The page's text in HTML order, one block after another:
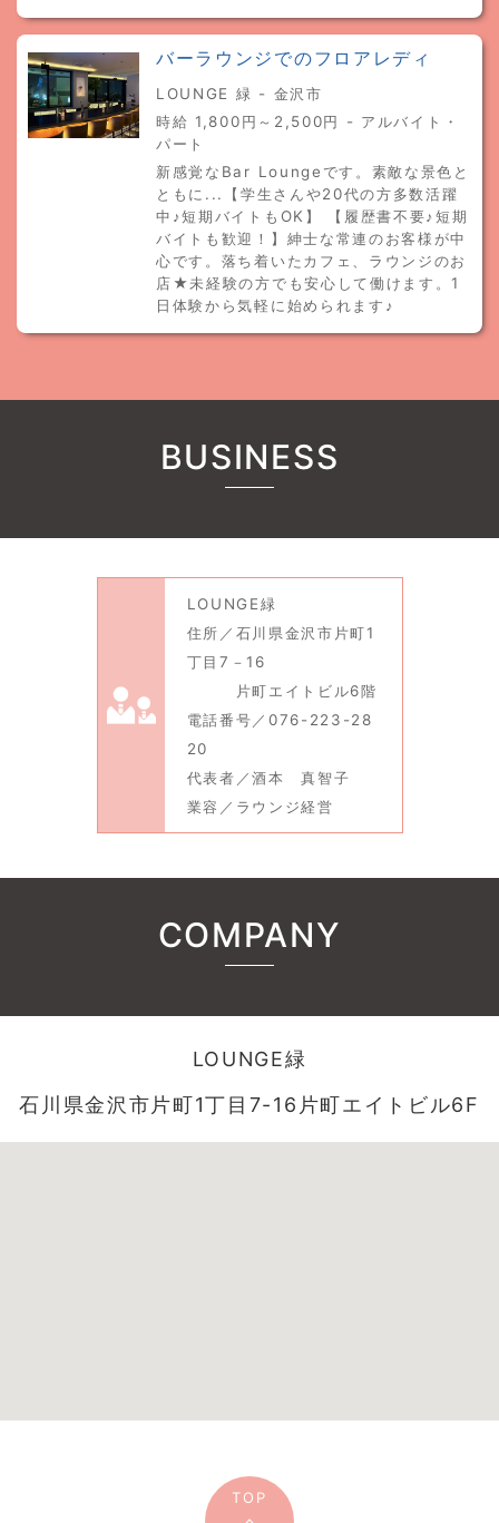
バーラウンジでのフロアレディ
LOUNGE 緑 - 金沢市
時給 1,800円～2,500円 - アルバイト・
パート
新感覚なBar Loungeです。素敵な景色と
ともに...【学生さんや20代の方多数活躍
中♪短期バイトもOK】 【履歴書不要♪短期
バイトも歓迎！】紳士な常連のお客様が中
心です。落ち着いたカフェ、ラウンジのお
店★未経験の方でも安心して働けます。1
日体験から気軽に始められます♪
BUSINESS
LOUNGE緑
住所／石川県金沢市片町1
丁目7－16
片町エイトビル6階
電話番号／076-223-28
20
代表者／酒本 真智子
業容／ラウンジ経営
COMPANY
LOUNGE緑
石川県金沢市片町1丁目7-16片町エイトビル6F
TOP